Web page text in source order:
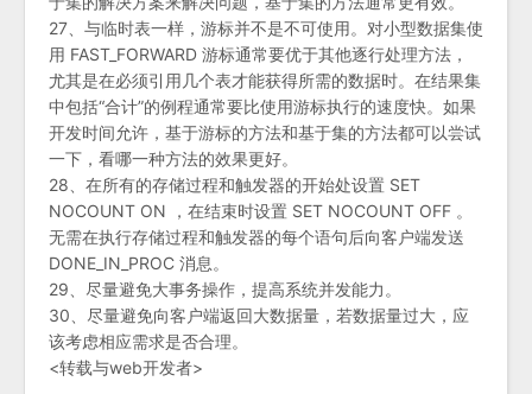
27、与临时表一样，游标并不是不可使用。对小型数据集使
用 FAST_FORWARD 游标通常要优于其他逐行处理方法，
尤其是在必须引用几个表才能获得所需的数据时。在结果集
中包括“合计”的例程通常要比使用游标执行的速度快。如果
开发时间允许，基于游标的方法和基于集的方法都可以尝试
一下，看哪一种方法的效果更好。
28、在所有的存储过程和触发器的开始处设置 SET
NOCOUNT ON ，在结束时设置 SET NOCOUNT OFF 。
无需在执行存储过程和触发器的每个语句后向客户端发送
DONE_IN_PROC 消息。
29、尽量避免大事务操作，提高系统并发能力。
30、尽量避免向客户端返回大数据量，若数据量过大，应
该考虑相应需求是否合理。
<转载与web开发者>